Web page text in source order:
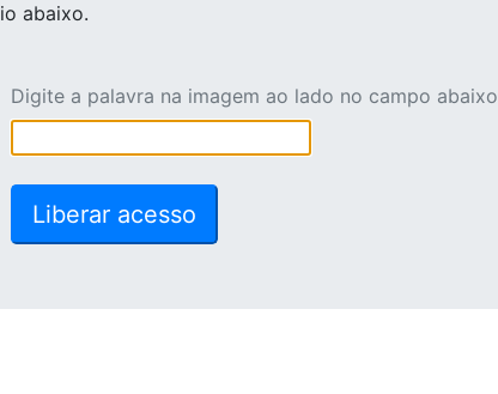
abaixo.
Digite a palavra na imagem ao lado no campo abaixo